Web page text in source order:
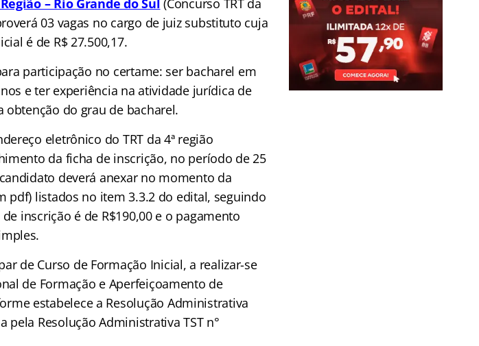
– Rio Grande do Sul (Concurso TRT da
03 vagas no cargo de juiz substituto cuja
é de R$ 27.500,17.
participação no certame: ser bacharel em
e ter experiência na atividade jurídica de
obtenção do grau de bacharel.
eletrônico do TRT da 4ª região
da ficha de inscrição, no período de 25
deverá anexar no momento da
pdf) listados no item 3.3.2 do edital, seguindo
inscrição é de R$190,00 e o pagamento
de Curso de Formação Inicial, a realizar-se
de Formação e Aperfeiçoamento de
estabelece a Resolução Administrativa
pela Resolução Administrativa TST n°